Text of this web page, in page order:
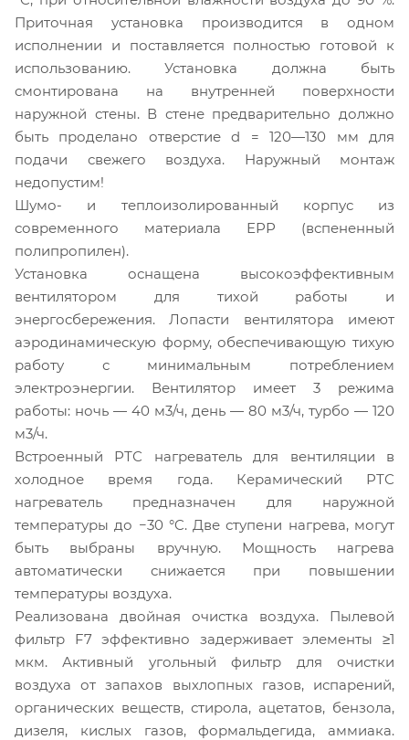
Приточная установка производится в одном
исполнении и поставляется полностью готовой к
использованию. Установка должна быть
смонтирована на внутренней поверхности
наружной стены. В стене предварительно должно
быть проделано отверстие d = 120—130 мм для
подачи свежего воздуха. Наружный монтаж
недопустим!
Шумо- и теплоизолированный корпус из
современного материала ЕРР (вспененный
полипропилен).
Установка оснащена высокоэффективным
вентилятором для тихой работы и
энергосбережения. Лопасти вентилятора имеют
аэродинамическую форму, обеспечивающую тихую
работу с минимальным потреблением
электроэнергии. Вентилятор имеет 3 режима
работы: ночь — 40 м3/ч, день — 80 м3/ч, турбо — 120
м3/ч.
Встроенный РТС нагреватель для вентиляции в
холодное время года. Керамический РТС
нагреватель предназначен для наружной
температуры до −30 °C. Две ступени нагрева, могут
быть выбраны вручную. Мощность нагрева
автоматически снижается при повышении
температуры воздуха.
Реализована двойная очистка воздуха. Пылевой
фильтр F7 эффективно задерживает элементы ≥1
мкм. Активный угольный фильтр для очистки
воздуха от запахов выхлопных газов, испарений,
органических веществ, стирола, ацетатов, бензола,
дизеля, кислых газов, формальдегида, аммиака.